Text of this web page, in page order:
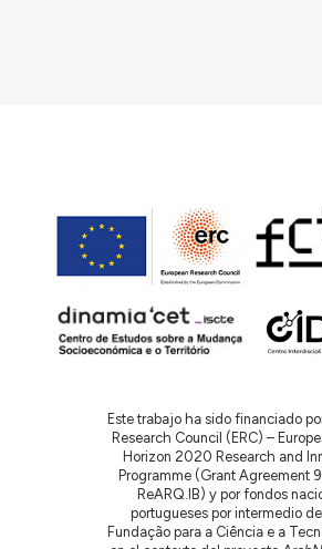
Este trabajo ha sido financiado
Research Council (ERC) –
Horizon 2020 Research and
Programme (Grant Agreement
ReARQ.IB) y por fondos
portugueses por intermedio
Fundação para a Ciência e a